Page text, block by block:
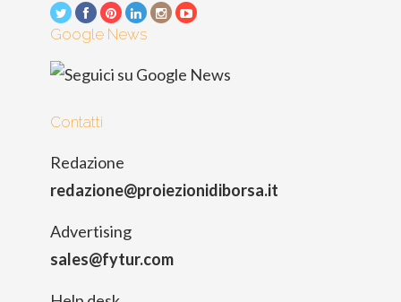
Google News
Contatti
Redazione
redazione@proiezionidiborsa.it
Advertising
sales@fytur.com